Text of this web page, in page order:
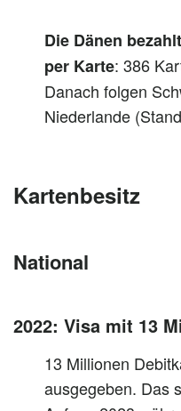
Die Dänen
per Karte: 386
Danach folgen
Niederlande
Kartenbesitz
National
2022: Visa mit 13
13 Millionen
ausgegeben. Das